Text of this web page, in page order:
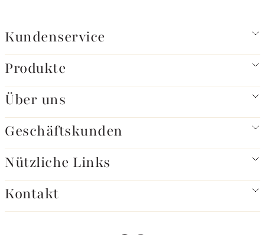
Kundenservice
Produkte
Über uns
Geschäftskunden
Nützliche Links
Kontakt